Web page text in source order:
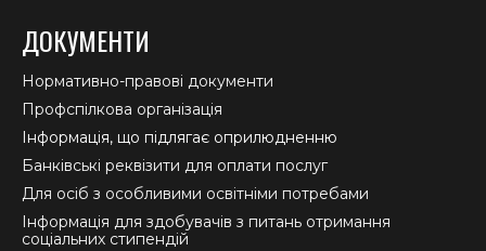
ДОКУМЕНТИ
Нормативно-правові документи
Профспілкова організація
Інформація, що підлягає оприлюдненню
Банківські реквізити для оплати послуг
Для осіб з особливими освітніми потребами
Інформація для здобувачів з питань отримання
соціальних стипендій